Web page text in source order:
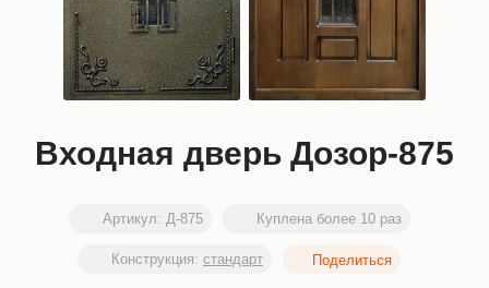
Входная дверь Дозор-875
Артикул: Д-875 Куплена более 10 раз
Конструкция: стандарт